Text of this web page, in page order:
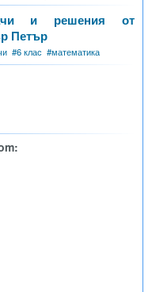
и решения от
Петър
#6 клас #математика